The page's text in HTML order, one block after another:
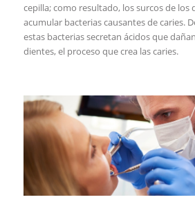
cepilla; como resultado, los surcos de los
acumular bacterias causantes de caries.
estas bacterias secretan ácidos que
dientes, el proceso que crea las caries.